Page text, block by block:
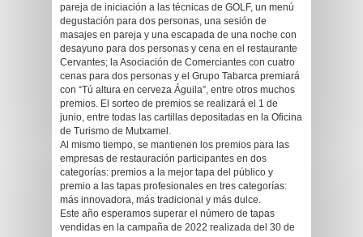
pareja de iniciación a las técnicas de GOLF, un menú
degustación para dos personas, una sesión de
masajes en pareja y una escapada de una noche con
desayuno para dos personas y cena en el restaurante
Cervantes; la Asociación de Comerciantes con cuatro
cenas para dos personas y el Grupo Tabarca premiará
con “Tú altura en cerveza Águila”, entre otros muchos
premios. El sorteo de premios se realizará el 1 de
junio, entre todas las cartillas depositadas en la Oficina
de Turismo de Mutxamel.
Al mismo tiempo, se mantienen los premios para las
empresas de restauración participantes en dos
categorías: premios a la mejor tapa del público y
premio a las tapas profesionales en tres categorías:
más innovadora, más tradicional y más dulce.
Este año esperamos superar el número de tapas
vendidas en la campaña de 2022 realizada del 30 de